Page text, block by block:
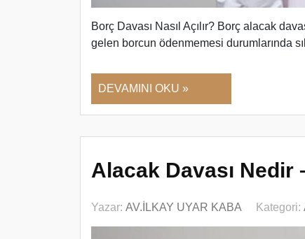
Borç Davası Nasıl Açılır? Borç alacak
gelen borcun ödenmemesi durumlarında
DEVAMINI OKU »
Alacak Davası Nedir
Yazar: AV.İLKAY UYAR KABA Kategori: